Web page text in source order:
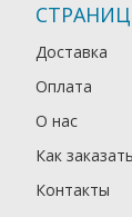
Доставка
Оплата
О нас
Как
Контакты